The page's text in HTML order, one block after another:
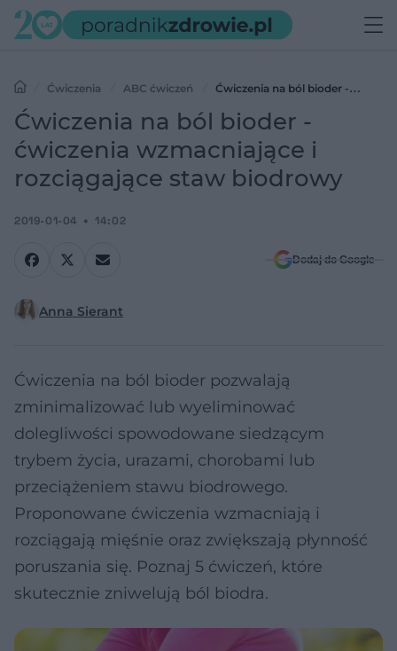
Ćwiczenia ABC ćwiczeń
Ćwiczenia na ból bioder -
ćwiczenia wzmacniające i rozciągające staw biodrowy
Ćwiczenia na ból bioder -
ćwiczenia wzmacniające i
rozciągające staw biodrowy
2019-01-04 14:02
Dodaj do Google
Anna Sierant
Ćwiczenia na ból bioder pozwalają
zminimalizować lub wyeliminować
dolegliwości spowodowane siedzącym
trybem życia, urazami, chorobami lub
przeciążeniem stawu biodrowego.
Proponowane ćwiczenia wzmacniają i
rozciągają mięśnie oraz zwiększają płynność
poruszania się. Poznaj 5 ćwiczeń, które
skutecznie zniwelują ból biodra.